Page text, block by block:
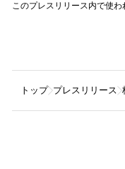
このプレスリリース内で使
トップ プレスリリース